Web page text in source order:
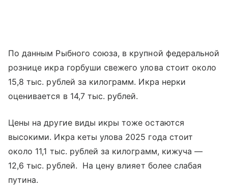
По данным Рыбного союза, в крупной федеральной
рознице икра горбуши свежего улова стоит около
15,8 тыс. рублей за килограмм. Икра нерки
оценивается в 14,7 тыс. рублей.
Цены на другие виды икры тоже остаются
высокими. Икра кеты улова 2025 года стоит
около 11,1 тыс. рублей за килограмм, кижуча —
12,6 тыс. рублей. На цену влияет более слабая
путина.